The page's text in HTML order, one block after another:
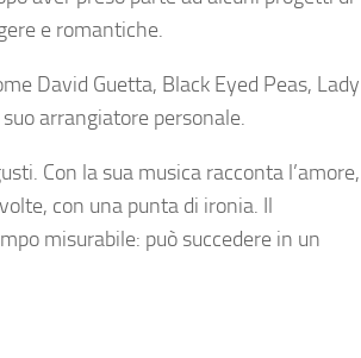
e romantiche.
David Guetta, Black Eyed Peas, Lady
arrangiatore personale.
Con la sua musica racconta l’amore,
con una punta di ironia. Il
misurabile: può succedere in un